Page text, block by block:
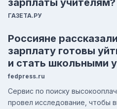
зарплаты учителям?
ГАЗЕТА.РУ
Россияне
зарплату готовы
и стать школьными
fedpress.ru
Сервис по поиску
провел исследование, чтобы